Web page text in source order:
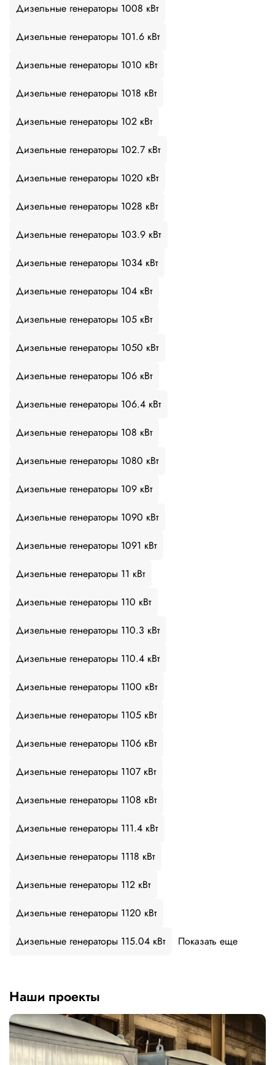
Дизельные генераторы 1008 кВт
Дизельные генераторы 101.6 кВт
Дизельные генераторы 1010 кВт
Дизельные генераторы 1018 кВт
Дизельные генераторы 102 кВт
Дизельные генераторы 102.7 кВт
Дизельные генераторы 1020 кВт
Дизельные генераторы 1028 кВт
Дизельные генераторы 103.9 кВт
Дизельные генераторы 1034 кВт
Дизельные генераторы 104 кВт
Дизельные генераторы 105 кВт
Дизельные генераторы 1050 кВт
Дизельные генераторы 106 кВт
Дизельные генераторы 106.4 кВт
Дизельные генераторы 108 кВт
Дизельные генераторы 1080 кВт
Дизельные генераторы 109 кВт
Дизельные генераторы 1090 кВт
Дизельные генераторы 1091 кВт
Дизельные генераторы 11 кВт
Дизельные генераторы 110 кВт
Дизельные генераторы 110.3 кВт
Дизельные генераторы 110.4 кВт
Дизельные генераторы 1100 кВт
Дизельные генераторы 1105 кВт
Дизельные генераторы 1106 кВт
Дизельные генераторы 1107 кВт
Дизельные генераторы 1108 кВт
Дизельные генераторы 111.4 кВт
Дизельные генераторы 1118 кВт
Дизельные генераторы 112 кВт
Дизельные генераторы 1120 кВт
Дизельные генераторы 115.04 кВт
Показать еще
Наши проекты